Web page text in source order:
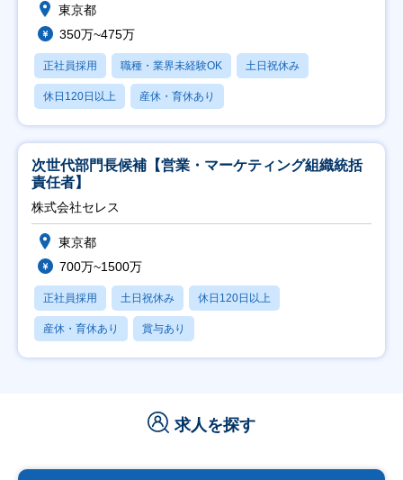
東京都
350万~475万
正社員採用 職種・業界未経験OK 土日祝休み
休日120日以上 産休・育休あり
次世代部門長候補【営業・マーケティング組織統括
責任者】
株式会社セレス
東京都
700万~1500万
正社員採用 土日祝休み 休日120日以上
産休・育休あり 賞与あり
求人を探す